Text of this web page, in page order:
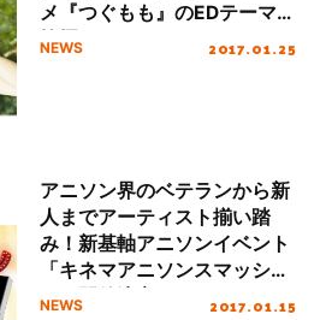
メ『つぐもも』のEDテーマに
抜擢！
NEWS 2017.01.25
アニソン界のベテランから新
人までアーティスト揃い踏
み！新基軸アニソンイベント
「キネマアニソンスマッシ
ュ」開催決定！
NEWS 2017.01.15